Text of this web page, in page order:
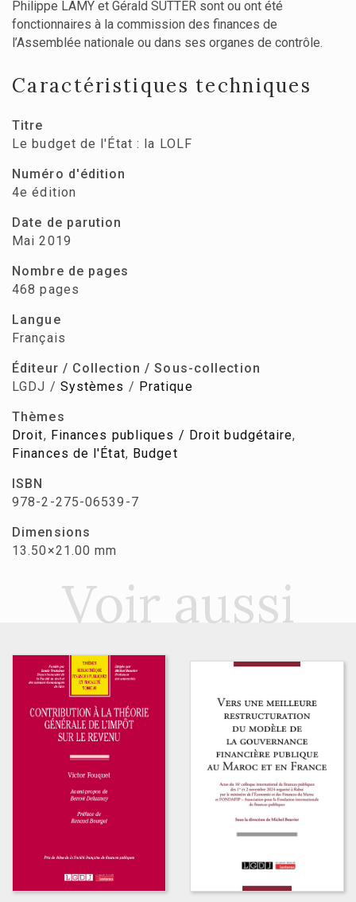
Philippe LAMY et Gérald SUTTER sont ou ont été
fonctionnaires à la commission des finances de
l’Assemblée nationale ou dans ses organes de contrôle.
Caractéristiques techniques
Titre
Le budget de l'État : la LOLF
Numéro d'édition
4e édition
Date de parution
Mai 2019
Nombre de pages
468 pages
Langue
Français
Éditeur / Collection / Sous-collection
LGDJ / Systèmes / Pratique
Thèmes
Droit, Finances publiques / Droit budgétaire,
Finances de l'État, Budget
ISBN
978-2-275-06539-7
Dimensions
13.50×21.00 mm
Voir aussi